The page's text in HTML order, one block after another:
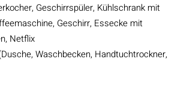
Geschirrspüler, Kühlschrank mit
Geschirr, Essecke mit
Netflix
Waschbecken, Handtuchtrockner,